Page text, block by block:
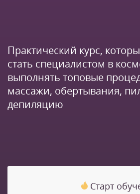
Практический курс,
стать специалистом в
выполнять топовые
массажи, обертывания,
депиляцию
Старт